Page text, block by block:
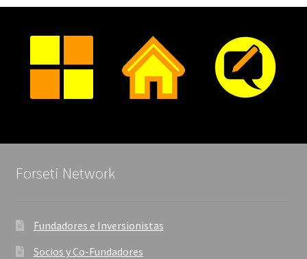
Forseti Network
Fundadores e Inversionistas
Socios y Co-Fundadores